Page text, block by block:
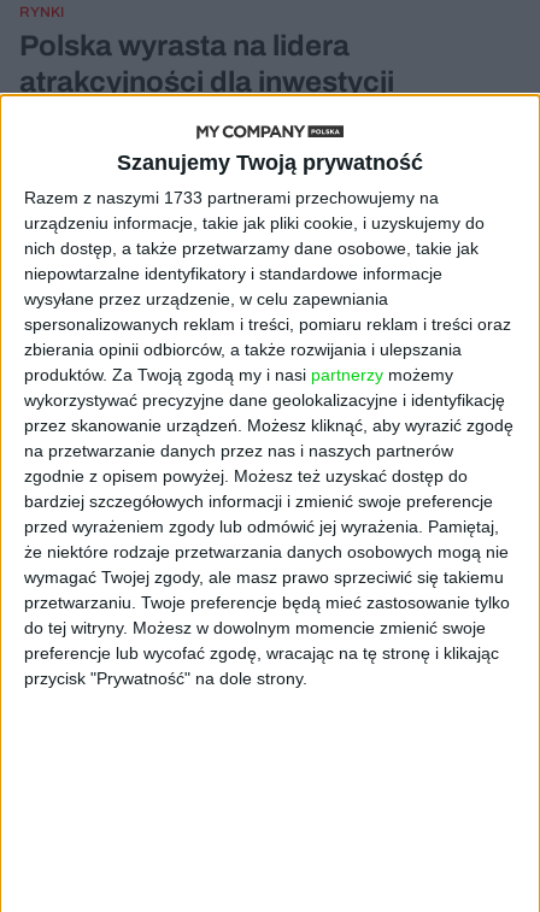
Szanujemy Twoją prywatność
Razem z naszymi 1733 partnerami przechowujemy na
urządzeniu informacje, takie jak pliki cookie, i uzyskujemy do
nich dostęp, a także przetwarzamy dane osobowe, takie jak
niepowtarzalne identyfikatory i standardowe informacje
wysyłane przez urządzenie, w celu zapewniania
spersonalizowanych reklam i treści, pomiaru reklam i treści oraz
zbierania opinii odbiorców, a także rozwijania i ulepszania
produktów. Za Twoją zgodą my i nasi partnerzy możemy
wykorzystywać precyzyjne dane geolokalizacyjne i identyfikację
przez skanowanie urządzeń. Możesz kliknąć, aby wyrazić zgodę
na przetwarzanie danych przez nas i naszych partnerów
zgodnie z opisem powyżej. Możesz też uzyskać dostęp do
bardziej szczegółowych informacji i zmienić swoje preferencje
przed wyrażeniem zgody lub odmówić jej wyrażenia.
Pamiętaj,
że niektóre rodzaje przetwarzania danych osobowych mogą nie
wymagać Twojej zgody, ale masz prawo sprzeciwić się takiemu
przetwarzaniu. Twoje preferencje będą mieć zastosowanie tylko
do tej witryny. Możesz w dowolnym momencie zmienić swoje
preferencje lub wycofać zgodę, wracając na tę stronę i klikając
przycisk "Prywatność" na dole strony.
RYNKI
Polska wyrasta na lidera
atrakcyjności dla inwestycji
zagranicznych
Dawid Pachucki, główny ekonomista PZU
RYNKI
10 szokujących prognoz na 2021 r.
Cezary Szczepański 22.12.2020